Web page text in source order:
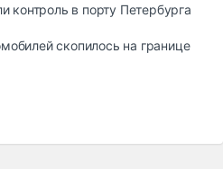
в порту Петербурга
скопилось на границе